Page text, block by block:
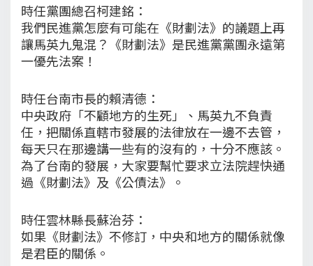
時任黨團總召柯建銘：
我們民進黨怎麼有可能在《財劃法》的議題上再
讓馬英九鬼混？《財劃法》是民進黨黨團永遠第
一優先法案！
時任台南市長的賴清德：
中央政府「不顧地方的生死」、馬英九不負責
任，把關係直轄市發展的法律放在一邊不去管，
每天只在那邊講一些有的沒有的，十分不應該。
為了台南的發展，大家要幫忙要求立法院趕快通
過《財劃法》及《公債法》。
時任雲林縣長蘇治芬：
如果《財劃法》不修訂，中央和地方的關係就像
是君臣的關係。